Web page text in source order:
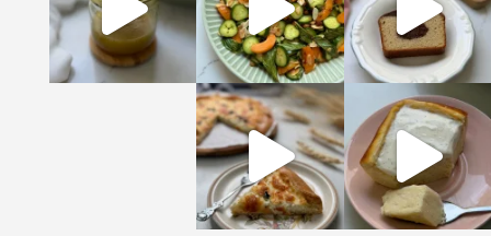
הכי טעימים וקלים